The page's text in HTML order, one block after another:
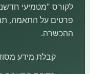
לקורס "מטמיעי
פרטים על התאמה,
ההכשרה.
קבלת מידע